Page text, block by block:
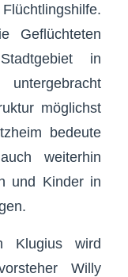
Geflüchteten
in
möglichst
bedeute
weiterhin
und Kinder in
Klugius wird
Willy